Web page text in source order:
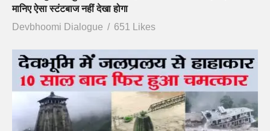
मानिए ऐसा स्टंटबाज नहीं देखा होगा
Devbhoomi Dialogue
651 Likes